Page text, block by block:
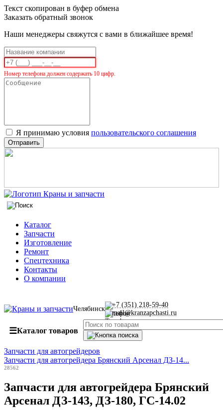
Текст скопирован в буфер обмена
Заказать обратный звонок
Наши менеджеры свяжутся с вами в ближайшее время!
Номер телефона должен содержать 10 цифр.
Я принимаю условия пользовательского соглашения
Отправить
Каталог
Запчасти
Изготовление
Ремонт
Спецтехника
Контакты
О компании
Челябинск
+7 (351) 218-59-40
mail@kranzapchasti.ru
☰Каталог товаров
Запчасти для автогрейдеров
Запчасти для автогрейдера Брянский Арсенал ДЗ-14...
28562
Запчасти для автогрейдера Брянский
Арсенал ДЗ-143, ДЗ-180, ГС-14.02